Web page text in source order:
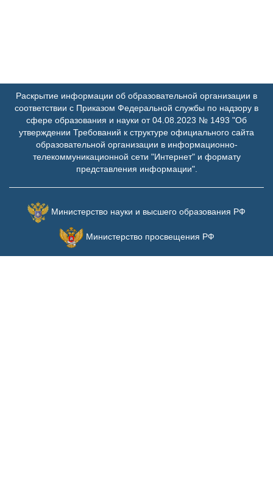
Раскрытие информации об образовательной организации в
соответствии с Приказом Федеральной службы по надзору в
сфере образования и науки от 04.08.2023 № 1493 "Об
утверждении Требований к структуре официального сайта
образовательной организации в информационно-
телекоммуникационной сети "Интернет" и формату
представления информации".
Министерство науки и высшего образования РФ
Министерство просвещения РФ